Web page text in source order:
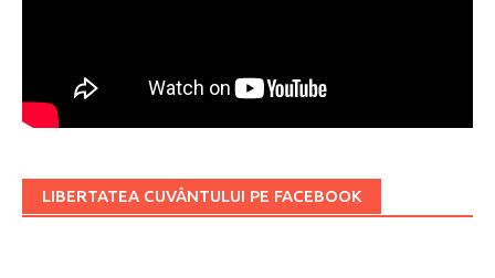
LIBERTATEA CUVÂNTULUI PE FACEBOOK